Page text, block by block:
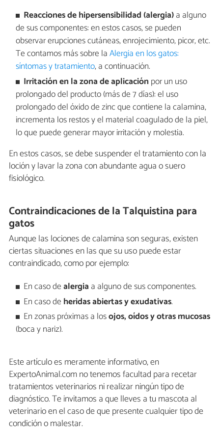
Reacciones de hipersensibilidad (alergia)a alguno
de sus componentes: en estos casos, se pueden
observar erupciones cutáneas, enrojecimiento, picor, etc.
Te contamos más sobre laAlergia en los gatos:
síntomas y tratamiento, a continuación.
Irritación en la zona de aplicación por un uso
prolongado del producto (más de 7 días): el uso
prolongado del óxido de zinc que contiene la calamina,
incrementa los restos y el material coagulado de la piel,
lo que puede generar mayor irritación y molestia.
En estos casos, se debe suspender el tratamiento con la
loción y lavar la zona con abundante agua o suero
fisiológico.
Contraindicaciones de la Talquistina para
gatos
Aunque las lociones de calamina son seguras, existen
ciertas situaciones en las que su uso puede estar
contraindicado, como por ejemplo:
En caso dealergia a alguno de sus componentes.
En caso de heridas abiertas y exudativas.
En zonas próximas a losojos, oídos y otras mucosas
(boca y nariz).
Este artículo es meramente informativo, en
ExpertoAnimal.com no tenemos facultad para recetar
tratamientos veterinarios ni realizar ningún tipo de
diagnóstico. Te invitamos a que lleves a tu mascota al
veterinario en el caso de que presente cualquier tipo de
condición o malestar.